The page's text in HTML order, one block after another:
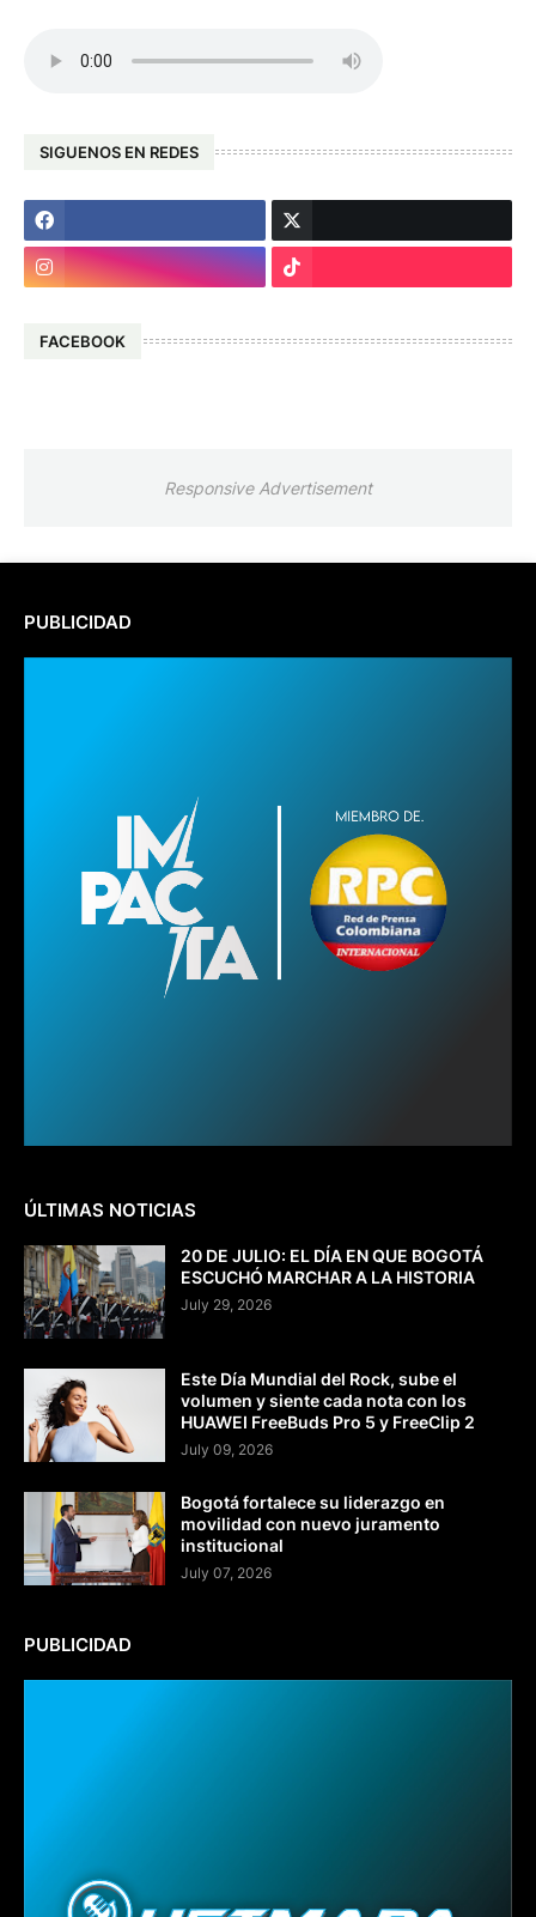
SIGUENOS EN REDES
FACEBOOK
Responsive Advertisement
PUBLICIDAD
ÚLTIMAS NOTICIAS
20 DE JULIO: EL DÍA EN QUE BOGOTÁ
ESCUCHÓ MARCHAR A LA HISTORIA
July 29, 2026
Este Día Mundial del Rock, sube el
volumen y siente cada nota con los
HUAWEI FreeBuds Pro 5 y FreeClip 2
July 09, 2026
Bogotá fortalece su liderazgo en
movilidad con nuevo juramento
institucional
July 07, 2026
PUBLICIDAD